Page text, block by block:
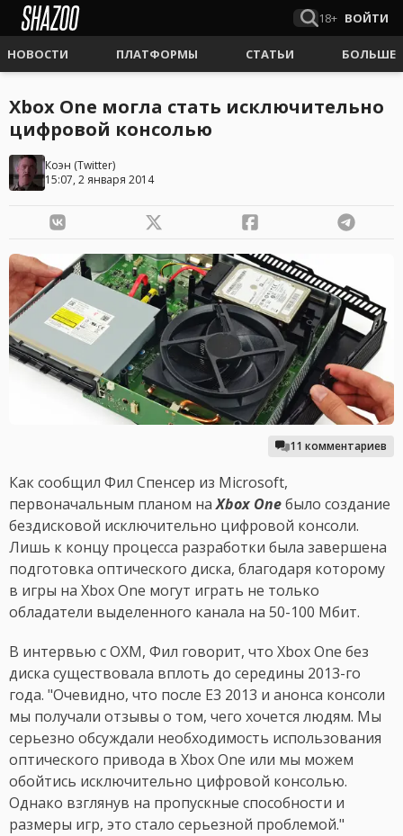
18+ ВОЙТИ
НОВОСТИ ПЛАТФОРМЫ СТАТЬИ БОЛЬШЕ
Xbox One могла стать исключительно
цифровой консолью
Коэн (Twitter)
15:07, 2 января 2014
11 комментариев
Как сообщил Фил Спенсер из Microsoft,
первоначальным планом наXbox Oneбыло создание
бездисковой исключительно цифровой консоли.
Лишь к концу процесса разработки была завершена
подготовка оптического диска, благодаря которому
в игры на Xbox One могут играть не только
обладатели выделенного канала на 50-100 Мбит.
В интервью с OXM, Фил говорит, что Xbox One без
диска существовала вплоть до середины 2013-го
года. "Очевидно, что после E3 2013 и анонса консоли
мы получали отзывы о том, чего хочется людям. Мы
серьезно обсуждали необходимость использования
оптического привода в Xbox One или мы можем
обойтись исключительно цифровой консолью.
Однако взглянув на пропускные способности и
размеры игр, это стало серьезной проблемой."